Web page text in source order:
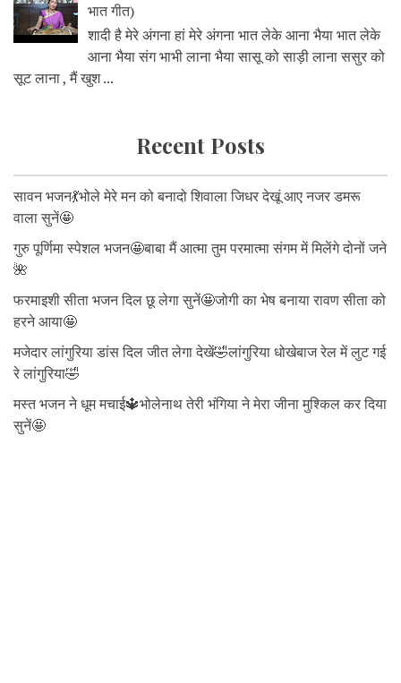
भात गीत)
शादी है मेरे अंगना हां मेरे अंगना भात लेके आना भैया भात लेके
आना भैया संग भाभी लाना भैया सासू को साड़ी लाना ससुर को
सूट लाना , मैं खुश ...
Recent Posts
सावन भजन💃भोले मेरे मन को बनादो शिवाला जिधर देखूं आए नजर डमरू
वाला सुनें🤩
गुरु पूर्णिमा स्पेशल भजन🤩बाबा मैं आत्मा तुम परमात्मा संगम में मिलेंगे दोनों जने
🌺
फरमाइशी सीता भजन दिल छू लेगा सुनें🤩जोगी का भेष बनाया रावण सीता को
हरने आया🤩
मजेदार लांगुरिया डांस दिल जीत लेगा देखें🤣लांगुरिया धोखेबाज रेल में लुट गई
रे लांगुरिया🤣
मस्त भजन ने धूम मचाई🔱भोलेनाथ तेरी भंगिया ने मेरा जीना मुश्किल कर दिया
सुनें🤩